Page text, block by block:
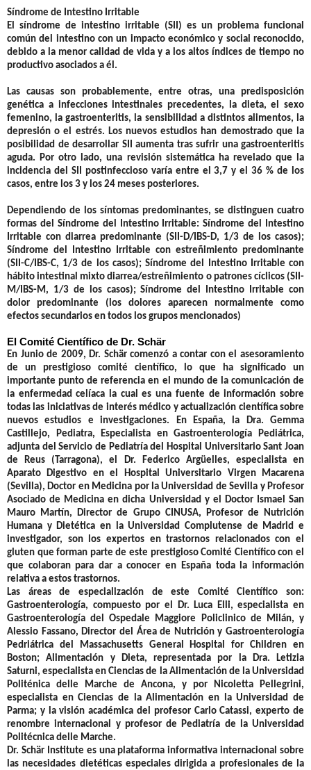
Síndrome de Intestino Irritable
El síndrome de intestino irritable (SII) es un problema funcional
común del intestino con un impacto económico y social reconocido,
debido a la menor calidad de vida y a los altos índices de tiempo no
productivo asociados a él.
Las causas son probablemente, entre otras, una predisposición
genética a infecciones intestinales precedentes, la dieta, el sexo
femenino, la gastroenteritis, la sensibilidad a distintos alimentos, la
depresión o el estrés. Los nuevos estudios han demostrado que la
posibilidad de desarrollar SII aumenta tras sufrir una gastroenteritis
aguda. Por otro lado, una revisión sistemática ha revelado que la
incidencia del SII postinfeccioso varía entre el 3,7 y el 36 % de los
casos, entre los 3 y los 24 meses posteriores.
Dependiendo de los síntomas predominantes, se distinguen cuatro
formas del Síndrome del Intestino Irritable: Síndrome del Intestino
Irritable con diarrea predominante (SII-D/IBS-D, 1/3 de los casos);
Síndrome del Intestino Irritable con estreñimiento predominante
(SII-C/IBS-C, 1/3 de los casos); Síndrome del Intestino Irritable con
hábito intestinal mixto diarrea/estreñimiento o patrones cíclicos (SII-
M/IBS-M, 1/3 de los casos); Síndrome del Intestino Irritable con
dolor predominante (los dolores aparecen normalmente como
efectos secundarios en todos los grupos mencionados)
El Comité Científico de Dr. Schär
En Junio de 2009, Dr. Schär comenzó a contar con el asesoramiento
de un prestigioso comité científico, lo que ha significado un
importante punto de referencia en el mundo de la comunicación de
la enfermedad celíaca la cual es una fuente de información sobre
todas las iniciativas de interés médico y actualización científica sobre
nuevos estudios e investigaciones. En España, la Dra. Gemma
Castillejo, Pediatra, Especialista en Gastroenterología Pediátrica,
adjunta del Servicio de Pediatría del Hospital Universitario Sant Joan
de Reus (Tarragona), el Dr. Federico Argüelles, especialista en
Aparato Digestivo en el Hospital Universitario Virgen Macarena
(Sevilla), Doctor en Medicina por la Universidad de Sevilla y Profesor
Asociado de Medicina en dicha Universidad y el Doctor Ismael San
Mauro Martín, Director de Grupo CINUSA, Profesor de Nutrición
Humana y Dietética en la Universidad Complutense de Madrid e
investigador, son los expertos en trastornos relacionados con el
gluten que forman parte de este prestigioso Comité Científico con el
que colaboran para dar a conocer en España toda la información
relativa a estos trastornos.
Las áreas de especialización de este Comité Científico son:
Gastroenterología, compuesto por el Dr. Luca Elli, especialista en
Gastroenterología del Ospedale Maggiore Policlinico de Milán, y
Alessio Fassano, Director del Área de Nutrición y Gastroenterología
Pedriátrica del Massachusetts General Hospital for Children en
Boston; Alimentación y Dieta, representada por la Dra. Letizia
Saturni, especialista en Ciencias de la Alimentación de la Universidad
Politénica delle Marche de Ancona, y por Nicoletta Pellegrini,
especialista en Ciencias de la Alimentación en la Universidad de
Parma; y la visión académica del profesor Carlo Catassi, experto de
renombre internacional y profesor de Pediatría de la Universidad
Politécnica delle Marche.
Dr. Schär Institute es una plataforma informativa internacional sobre
las necesidades dietéticas especiales dirigida a profesionales de la